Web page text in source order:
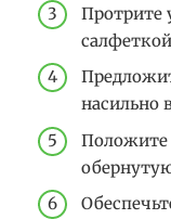
Протрите
насильно
Положите